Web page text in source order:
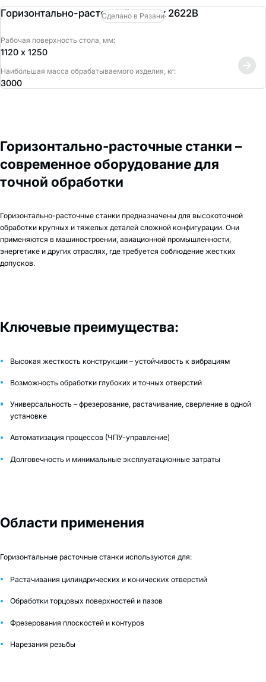
Горизонтально-расточной станок 2622В
Сделано в Рязани
Рабочая поверхность стола, мм:
1120 х 1250
Наибольшая масса обрабатываемого изделия, кг:
3000
Горизонтально-расточные станки –
современное оборудование для
точной обработки
Горизонтально-расточные станки предназначены для высокоточной
обработки крупных и тяжелых деталей сложной конфигурации. Они
применяются в машиностроении, авиационной промышленности,
энергетике и других отраслях, где требуется соблюдение жестких
допусков.
Ключевые преимущества:
Высокая жесткость конструкции – устойчивость к вибрациям
Возможность обработки глубоких и точных отверстий
Универсальность – фрезерование, растачивание, сверление в одной
установке
Автоматизация процессов (ЧПУ-управление)
Долговечность и минимальные эксплуатационные затраты
Области применения
Горизонтальные расточные станки используются для:
Растачивания цилиндрических и конических отверстий
Обработки торцовых поверхностей и пазов
Фрезерования плоскостей и контуров
Нарезания резьбы